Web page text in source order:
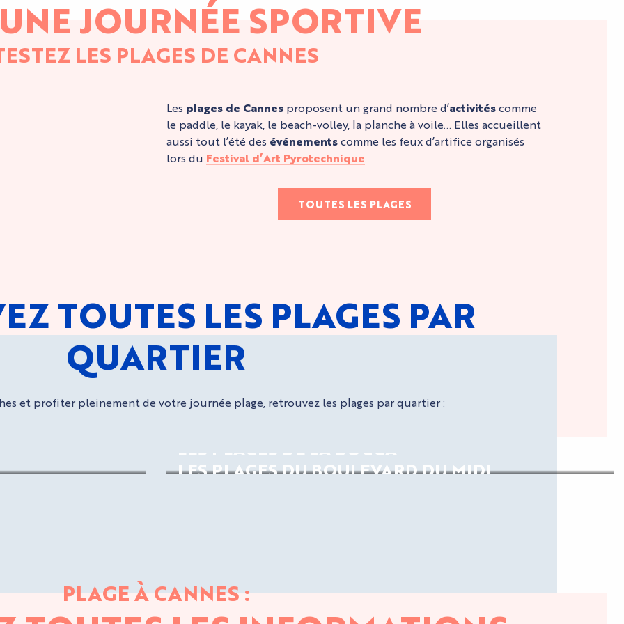
JOURNÉE SPORTIVE
LES PLAGES DE CANNES
Les plages de Cannes proposent un grand nombre d’activitéscomme
le paddle, le kayak, le beach-volley, la planche à voile… Elles accueillent
aussi tout l’été des événementscomme les feux d’artifice organisés
lors du Festival d’Art Pyrotechnique.
TOUTES LES PLAGES
TOUTES LES PLAGES PAR
QUARTIER
et profiter pleinement de votre journée plage, retrouvez les plages par quartier :
LES PLAGES DE LA BOCCA
LES PLAGES DU BOULEVARD DU MIDI
PLAGE À CANNES :